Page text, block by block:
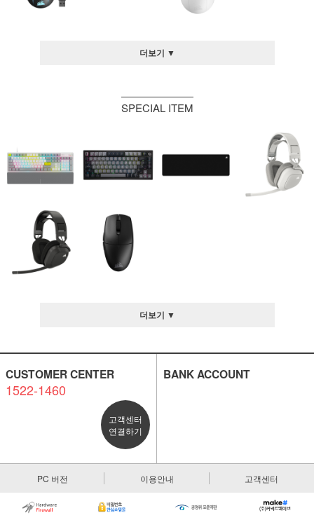
더보기 ▼
SPECIAL ITEM
더보기 ▼
CUSTOMER CENTER
1522-1460
고객센터
연결하기
BANK ACCOUNT
PC 버전 이용안내 고객센터